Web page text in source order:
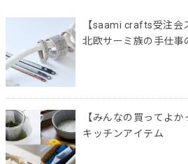
【saami crafts受注会
北欧サーミ族の手仕事
【みんなの買ってよ
キッチンアイテム